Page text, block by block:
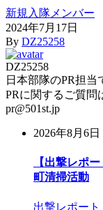
新規入隊メンバー
2024年7月17日
By DZ25258
DZ25258
日本部隊のPR担当
PRに関するご質問
pr@501st.jp
2026年8月6日
【出撃レポ
町清掃活動
出撃レポート